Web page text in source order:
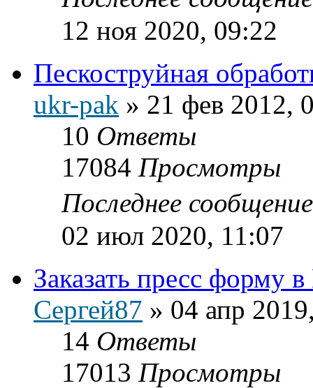
12 ноя 2020, 09:22
Пескоструйная
ukr-pak » 21 фев 2012,
10 Ответы
17084 Просмотры
Последнее
02 июл 2020, 11:07
Заказать пресс форму
Сергей87 » 04 апр
14 Ответы
17013 Просмотры